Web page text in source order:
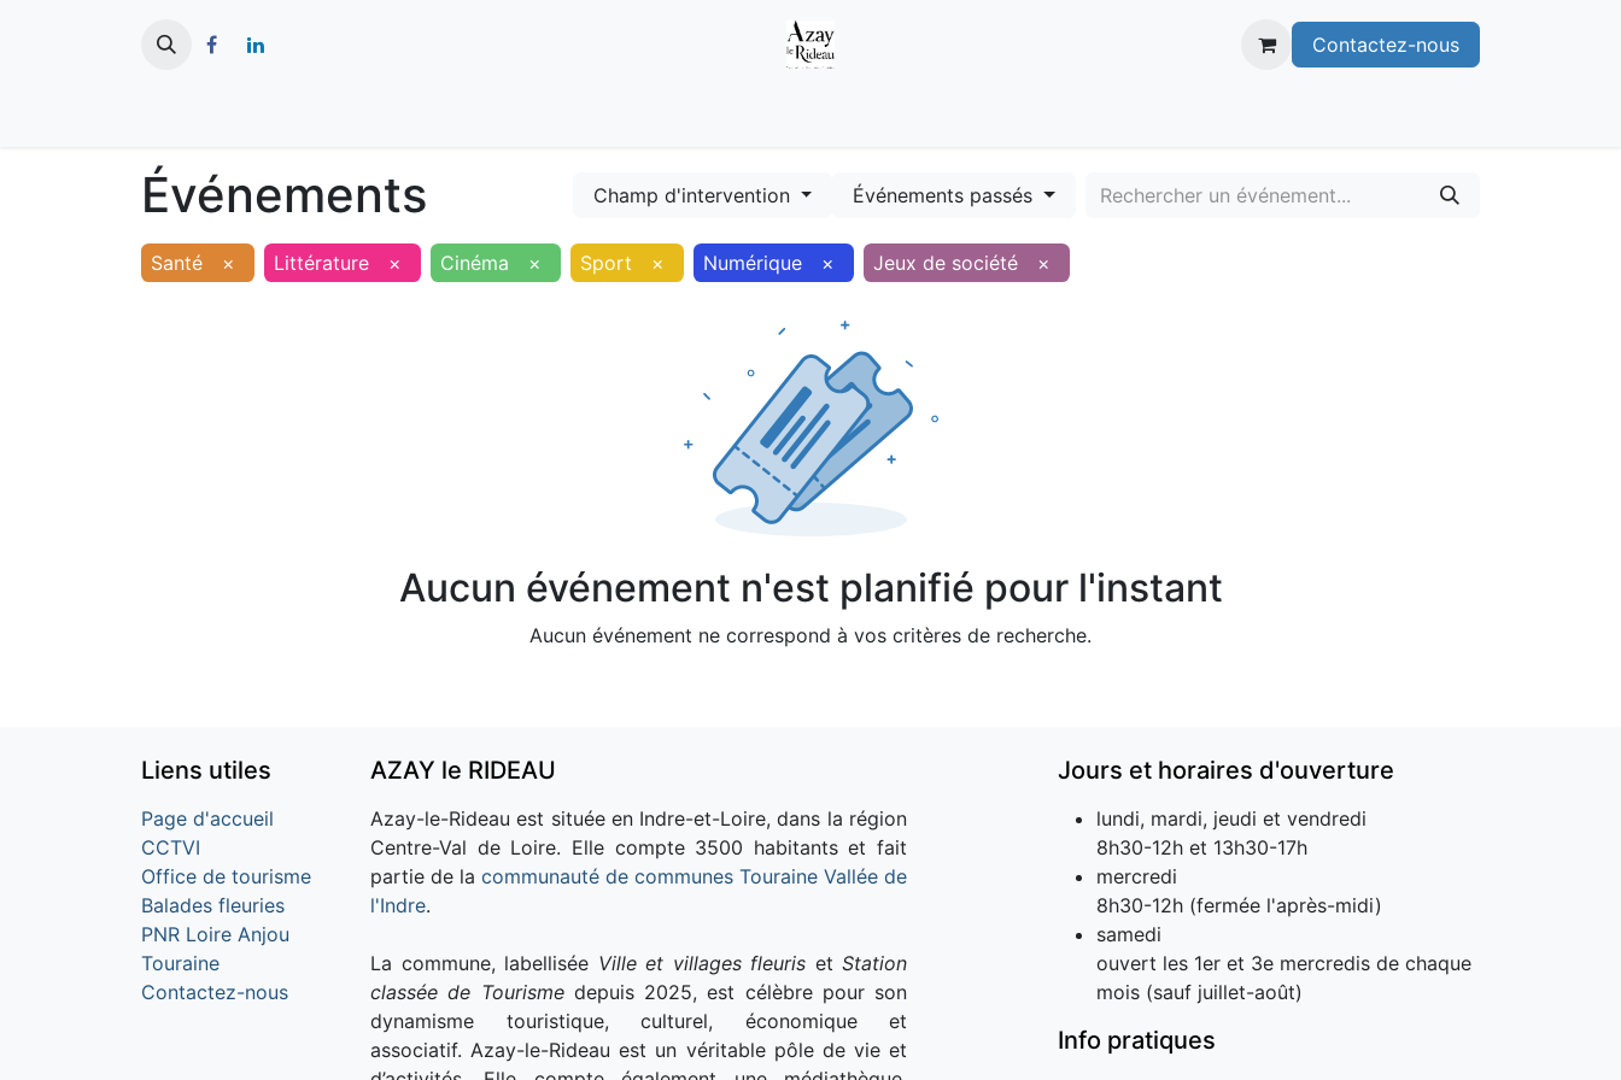
Contactez-nous
Événements Champ d'intervention Événements passés
Santé × Littérature × Cinéma × Sport × Numérique × Jeux de société ×
Aucun événement n'est planifié pour l'instant
Aucun événement ne correspond à vos critères de recherche.
Liens utiles
Page d'accueil
CCTVI
Office de tourisme
Balades fleuries
PNR Loire Anjou
Touraine
Contactez-nous
AZAY le RIDEAU
Azay-le-Rideau est située en Indre-et-Loire, dans la région
Centre-Val de Loire. Elle compte 3500 habitants et fait
partie de la communauté de communes Touraine Vallée de
l'Indre.
La commune, labellisée Ville et villages fleuris et Station
classée de Tourismedepuis 2025, est célèbre pour son
dynamisme touristique, culturel, économique et
associatif. Azay-le-Rideau est un véritable pôle de vie et
Jours et horaires d'ouverture
lundi, mardi, jeudi et vendredi
8h30-12h et 13h30-17h
mercredi
8h30-12h (fermée l'après-midi)
samedi
ouvert les 1er et 3e mercredis de chaque
mois (sauf juillet-août)
Info pratiques